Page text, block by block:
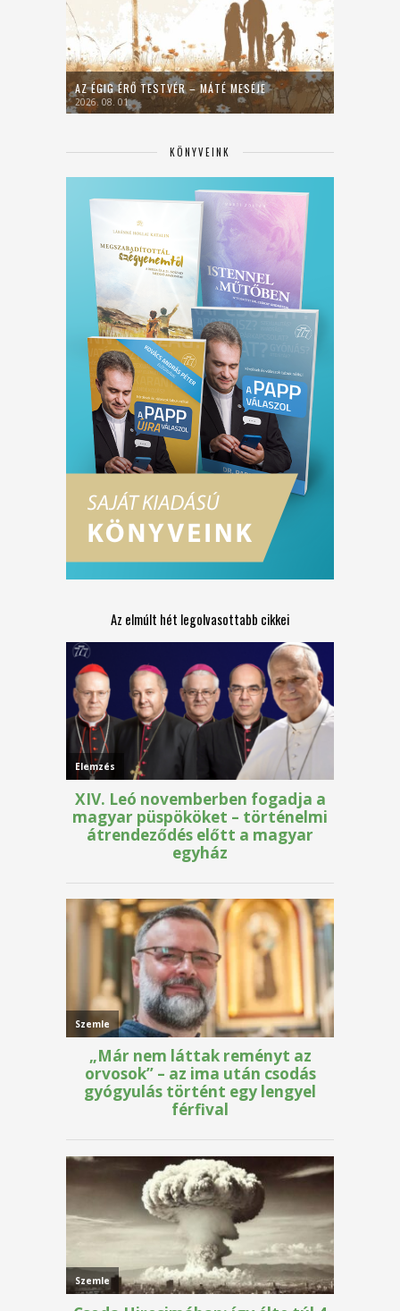
AZ ÉGIG ÉRŐ TESTVÉR – MÁTÉ MESÉJE
2026. 08. 01.
KÖNYVEINK
Az elmúlt hét legolvasottabb cikkei